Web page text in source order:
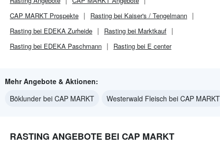
CAP MARKT Prospekte
Rasting bei Kaiser's / Tengelmann
Rasting bei EDEKA Zurheide
Rasting bei Marktkauf
Rasting bei EDEKA Paschmann
Rasting bei E center
Mehr Angebote & Aktionen:
Böklunder bei CAP MARKT
Westerwald Fleisch bei CAP MARKT
RASTING ANGEBOTE BEI CAP MARKT